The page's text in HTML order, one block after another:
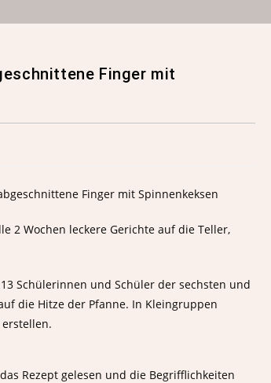
Finger mit
2 Wochen leckere Gerichte auf die Teller,
Schülerinnen und Schüler der sechsten und
die Hitze der Pfanne. In Kleingruppen
Rezept gelesen und die Begrifflichkeiten